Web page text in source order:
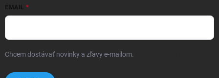
EMAIL
Chcem dostávať novinky a zľavy e-mailom.